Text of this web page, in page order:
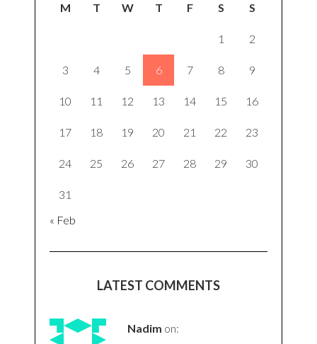
M T W T F S S
1 2
3 4 5 6 7 8 9
10 11 12 13 14 15 16
17 18 19 20 21 22 23
24 25 26 27 28 29 30
31
« Feb
LATEST COMMENTS
Nadim on: